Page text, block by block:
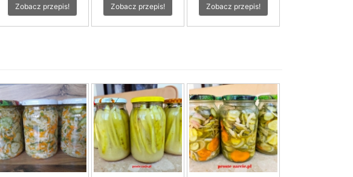
Zobacz przepis! Zobacz przepis! Zobacz przepis!